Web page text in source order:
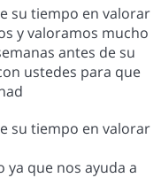
su tiempo en valorar
y valoramos mucho
antes de su
ustedes para que
su tiempo en valorar
ya que nos ayuda a